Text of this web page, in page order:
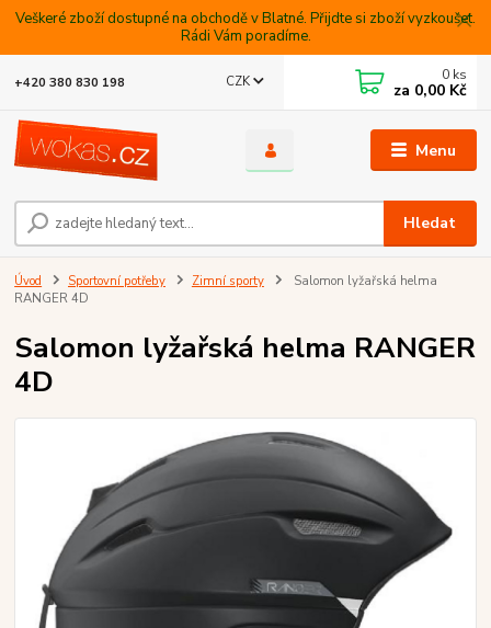
Veškeré zboží dostupné na obchodě v Blatné. Přijdte si zboží vyzkoušet.
Rádi Vám poradíme.
Menu
CZK
Hledat
+420 380 830 198 0 ks
za 0,00 Kč
Úvod Sportovní potřeby Zimní sporty
Salomon lyžařská helma
RANGER 4D
Salomon lyžařská helma RANGER
4D